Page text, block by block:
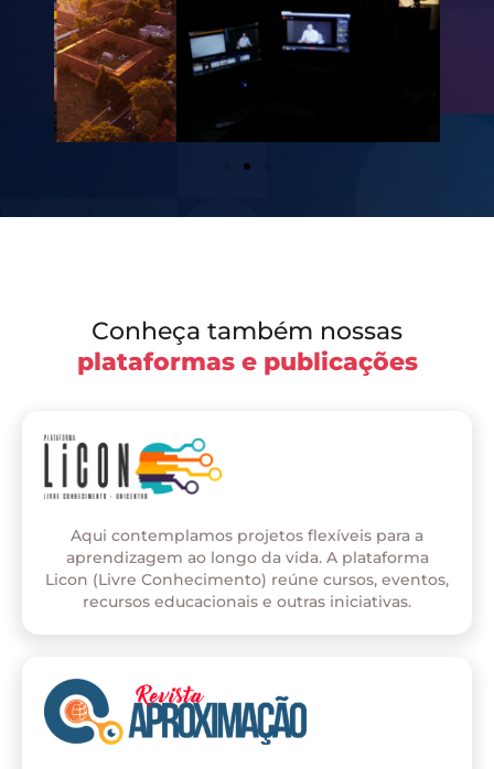
Conheça também nossas
plataformas e publicações
Aqui contemplamos projetos flexíveis para a
aprendizagem ao longo da vida. A plataforma
Licon (Livre Conhecimento) reúne cursos, eventos,
recursos educacionais e outras iniciativas.